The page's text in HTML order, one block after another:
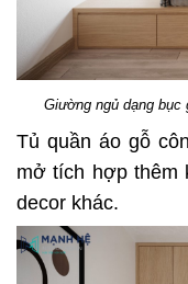
Giường ngủ dạng bục
Tủ quần áo gỗ
mở tích hợp thêm
decor khác.